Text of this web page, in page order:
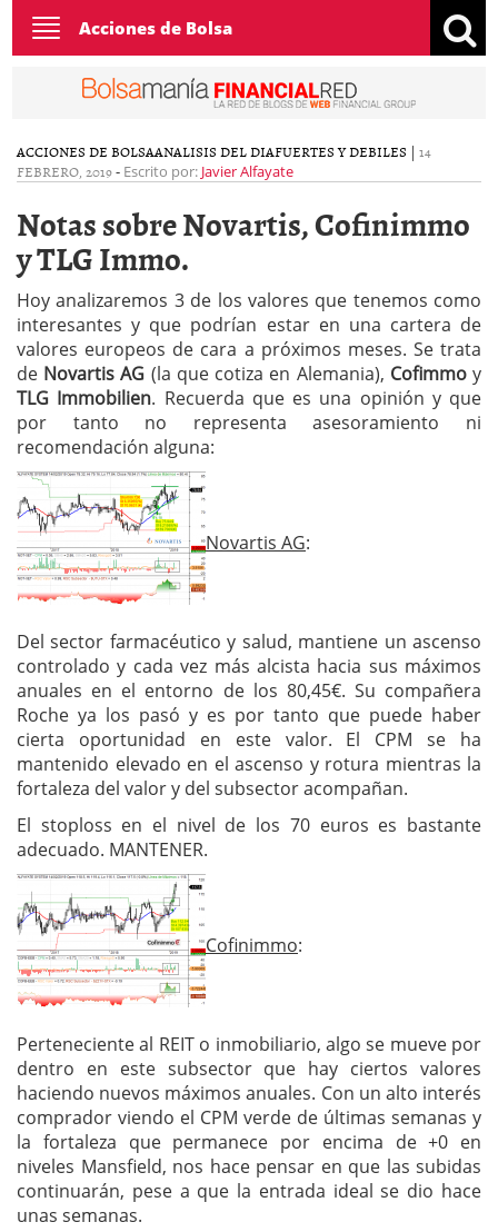
Toggle
navigation
Acciones de Bolsa
ACCIONES DE BOLSAANALISIS DEL DIAFUERTES Y DEBILES | 14
FEBRERO, 2019- Escrito por: Javier Alfayate
Notas sobre Novartis, Cofinimmo
y TLG Immo.
Hoy analizaremos 3 de los valores que tenemos como
interesantes y que podrían estar en una cartera de
valores europeos de cara a próximos meses. Se trata
de Novartis AG (la que cotiza en Alemania), Cofimmoy
TLG Immobilien. Recuerda que es una opinión y que
por tanto no representa asesoramiento ni
recomendación alguna:
Novartis AG:
Del sector farmacéutico y salud, mantiene un ascenso
controlado y cada vez más alcista hacia sus máximos
anuales en el entorno de los 80,45€. Su compañera
Roche ya los pasó y es por tanto que puede haber
cierta oportunidad en este valor. El CPM se ha
mantenido elevado en el ascenso y rotura mientras la
fortaleza del valor y del subsector acompañan.
El stoploss en el nivel de los 70 euros es bastante
adecuado. MANTENER.
Cofinimmo:
Perteneciente al REIT o inmobiliario, algo se mueve por
dentro en este subsector que hay ciertos valores
haciendo nuevos máximos anuales. Con un alto interés
comprador viendo el CPM verde de últimas semanas y
la fortaleza que permanece por encima de +0 en
niveles Mansfield, nos hace pensar en que las subidas
continuarán, pese a que la entrada ideal se dio hace
unas semanas.